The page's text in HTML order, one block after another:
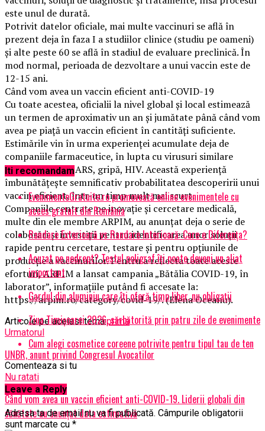
este unul de durată.
Potrivit datelor oficiale, mai multe vaccinuri se află în
prezent deja în faza I a studiilor clinice (studiu pe oameni)
și alte peste 60 se află în stadiul de evaluare preclinică. În
mod normal, perioada de dezvoltare a unui vaccin este de
12-15 ani.
Când vom avea un vaccin eficient anti-COVID-19
Cu toate acestea, oficialii la nivel global și local estimează
un termen de aproximativ un an și jumătate până când vom
avea pe piaţă un vaccin eficient în cantități suficiente.
Estimările vin în urma experienței acumulate deja de
companiile farmaceutice, în lupta cu virusuri similare
precum MERS, SARS, gripă, HIV. Această experiență
îmbunătățește semnificativ probabilitatea descoperirii unui
vaccin eficient, într-un timp mult mai scurt.
Companiile centrate pe inovație și cercetare medicală,
multe din ele membre ARPIM, au anunțat deja o serie de
colaborări și investiții pentru identificarea unor soluții
rapide pentru cercetare, testare și pentru opțiunile de
producție a vaccinurilor. Pentru a reflecta toate aceste
eforturi, ARPIM a lansat campania „Bătălia COVID-19, în
laborator”, informațiile putând fi accesate la:
https://arpim.ro/category/covid-19/. (Elena Oceanu).
Articole pe aceiasi tema:prima
Urmatorul
UNBR, anunt privind Congresul Avocatilor
Nu ratati
Când vom avea un vaccin eficient anti-COVID-19. Liderii globali din
sănătate au anunțat data estimativă
Iti recomandam
EvenimenteGratuite.ro promovează online evenimentele cu
acces gratuit din România
Randare Exterioară vs Randare Interioară: Care e Diferența?
Acuzat pe nedrept? Testul poligraf îţi poate deveni un aliat
important
Gardul din aluminiu care îți oferă timp liber, nu obligații
Ziua Timișoarei 2026, sărbătorită prin patru zile de evenimente
Cum alegi cosmetice coreene potrivite pentru tipul tau de ten
Comenteaza si tu
Leave a Reply
Adresa ta de email nu va fi publicată. Câmpurile obligatorii
sunt marcate cu *